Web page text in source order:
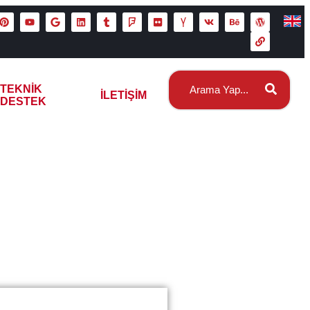
TEKNIK
DESTEK
İLETIŞIM